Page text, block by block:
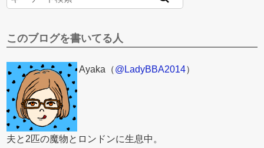
このブログを書いてる人
Ayaka（@LadyBBA2014）
夫と2匹の魔物とロンドンに生息中。